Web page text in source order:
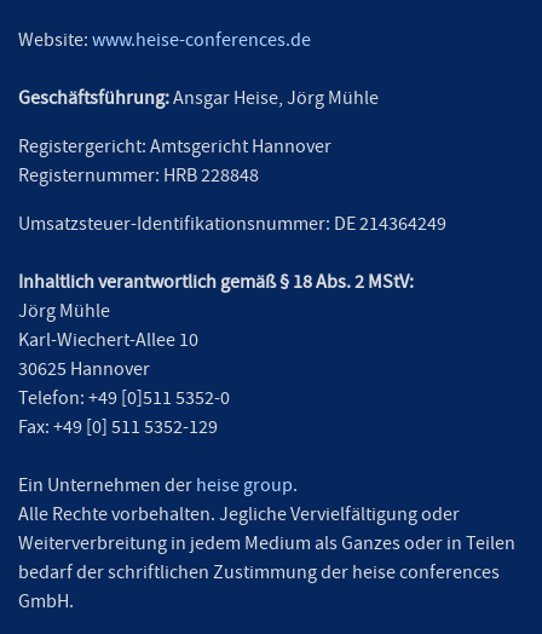
Website:www.heise-conferences.de
Geschäftsführung:Ansgar Heise, Jörg Mühle
Registergericht: Amtsgericht Hannover
Registernummer: HRB 228848
Umsatzsteuer-Identifikationsnummer: DE 214364249
Inhaltlich verantwortlich gemäß § 18 Abs. 2 MStV:
Jörg Mühle
Karl-Wiechert-Allee 10
30625 Hannover
Telefon: +49 [0]511 5352-0
Fax: +49 [0] 511 5352-129
Ein Unternehmen derheise group.
Alle Rechte vorbehalten. Jegliche Vervielfältigung oder
Weiterverbreitung in jedem Medium als Ganzes oder in Teilen
bedarf der schriftlichen Zustimmung der heise conferences
GmbH.